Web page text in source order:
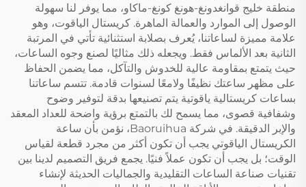
منطقة خليج قوانغدونغ-هونغ كونغ-ماكاو، مما يوفر لنا سهولة
الوصول إلى الموارد والعمالة الماهرة. كريستال الياقوت، وهو
علامة مميزة لساعاتنا، يُعرف بصلابة استثنائية تأتي في المرتبة
الثانية بعد الألماس فقط. ويجعله ذلك مثاليًا لصنع وجوه الساعات،
حيث يتمتع بمقاومة عالية للخدوش والتآكل، مما يضمن الحفاظ
على مظهر ساعتك نظيفًا ولامعًا لسنوات قادمة. تتسم ساعاتنا
بساعات كريستالية ياقوتية يتم تصنيعها بدقة لتوفير وضوح
وشفافية قصوى، مما يسمح لك بالتمتع برؤية واضحة للعداد المعقد
والإبر الدقيقة. في شركة Baoruihua، نؤمن بأن ساعة
الكريستال الياقوتي يجب أن تكون أكثر من مجرد قطعة لقياس
الوقت؛ بل يجب أن تكون عملاً فنيًا. يجمع فريق التصميم لدينا بين
تقنيات صناعة الساعات التقليدية والجماليات الحديثة لإنشاء